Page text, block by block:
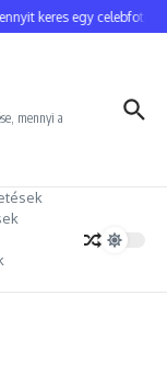
keres egy celebfotós?
mennyi a